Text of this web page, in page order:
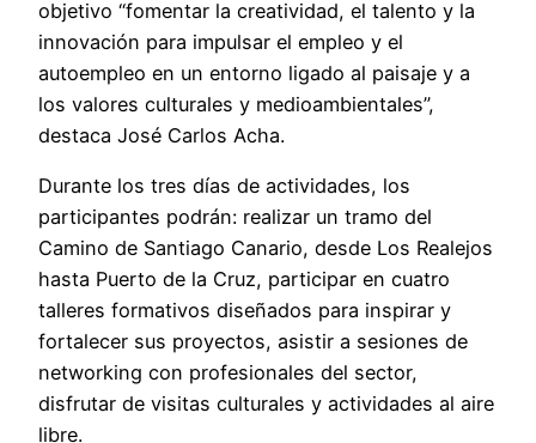
objetivo “fomentar la creatividad, el talento y la
innovación para impulsar el empleo y el
autoempleo en un entorno ligado al paisaje y a
los valores culturales y medioambientales”,
destaca José Carlos Acha.
Durante los tres días de actividades, los
participantes podrán: realizar un tramo del
Camino de Santiago Canario, desde Los Realejos
hasta Puerto de la Cruz, participar en cuatro
talleres formativos diseñados para inspirar y
fortalecer sus proyectos, asistir a sesiones de
networking con profesionales del sector,
disfrutar de visitas culturales y actividades al aire
libre.